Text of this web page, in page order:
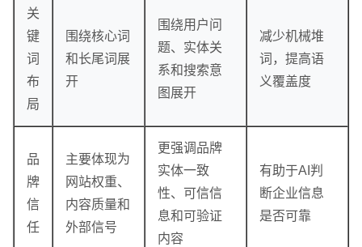
关
键
词
布
局
围绕核心词
和长尾词展
开
围绕用户问
题、实体关
系和搜索意
图展开
减少机械堆
词，提高语
义覆盖度
品
牌
信
任
主要体现为
网站权重、
内容质量和
外部信号
更强调品牌
实体一致
性、可信信
息和可验证
内容
有助于AI判
断企业信息
是否可靠